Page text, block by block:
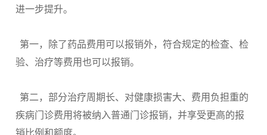
进一步提升。
第一，除了药品费用可以报销外，符合规定的检查、检
验、治疗等费用也可以报销。
第二，部分治疗周期长、对健康损害大、费用负担重的
疾病门诊费用将被纳入普通门诊报销，并享受更高的报